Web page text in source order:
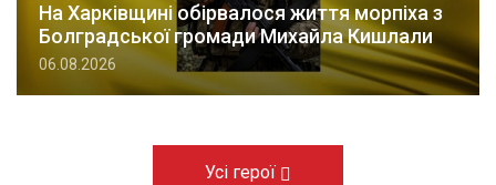
На Харківщині обірвалося життя морпіха з
Болградської громади Михайла Кишлали
06.08.2026
Усі герої